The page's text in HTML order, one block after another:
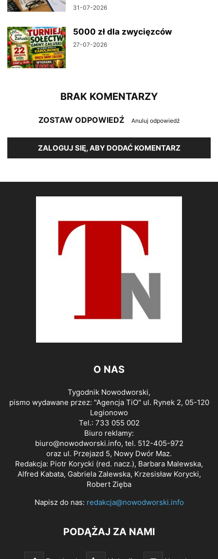
31-07-2026
5000 zł dla zwycięzców
27-07-2026
BRAK KOMENTARZY
ZOSTAW ODPOWIEDŹ Anuluj odpowiedź
ZALOGUJ SIĘ, ABY DODAĆ KOMENTARZ
O NAS
Tygodnik Nowodworski,
pismo wydawane przez: "Agencja TiO" ul. Rynek 2, 05-120
Legionowo
Tel.: 733 055 002
Biuro reklamy:
biuro@nowodworski.info, tel. 512-405-972
oraz ul. Przejazd 5, Nowy Dwór Maz.
Redakcja: Piotr Korycki (red. nacz.), Barbara Malewska,
Alfred Kabata, Gabriela Zalewska, Krzesisław Korycki,
Robert Zięba
Napisz do nas: redakcja@nowodworski.info
PODĄŻAJ ZA NAMI